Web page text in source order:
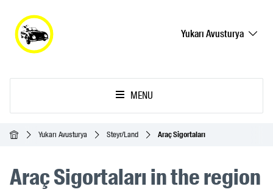
Yukarı Avusturya
MENU
Ana SayfaYukarı Avusturya Steyr/Land Araç Sigortaları
Araç Sigortaları in the region